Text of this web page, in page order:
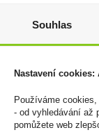
Souhlas
Nastavení
Používáme
- od vyhledávání až
pomůžete web